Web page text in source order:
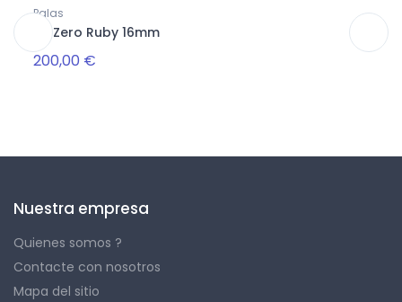
Palas
Six Zero Ruby 16mm
200,00 €
Nuestra empresa
Quienes somos ?
Contacte con nosotros
Mapa del sitio